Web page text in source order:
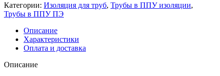
Категории: Изоляция для труб, Трубы в ППУ изоляции,
Трубы в ППУ ПЭ
Описание
Характеристики
Оплата и доставка
Описание